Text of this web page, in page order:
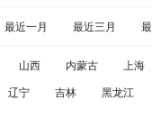
最近一月 最近三月
山西 内蒙古 上海
辽宁 吉林 黑龙江